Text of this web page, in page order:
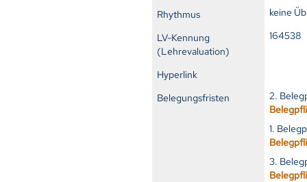
Rhythmus
keine
LV-Kennung
(Lehrevaluation)
Hyperlink
Belegungsfristen
2.
1.
3.